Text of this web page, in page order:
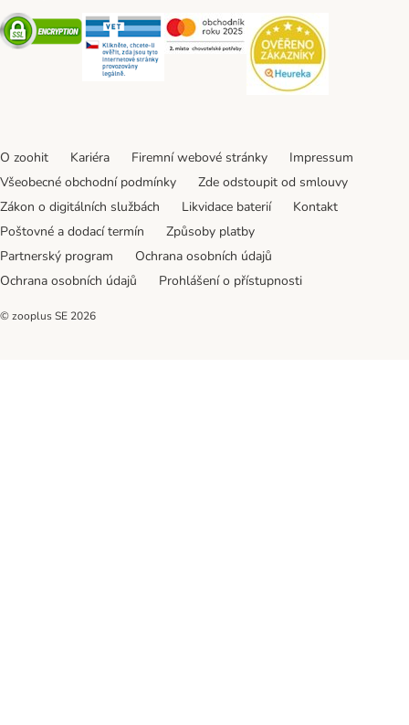
Security Security Security
O zoohit Kariéra Firemní webové stránky
Impressum
Všeobecné obchodní podmínky
Zde odstoupit od smlouvy
Zákon o digitálních službách
Likvidace baterií
Kontakt
Poštovné a dodací termín
Způsoby platby
Partnerský program
Ochrana osobních údajů
Ochrana osobních údajů
Prohlášení o přístupnosti
© zooplus SE 2026